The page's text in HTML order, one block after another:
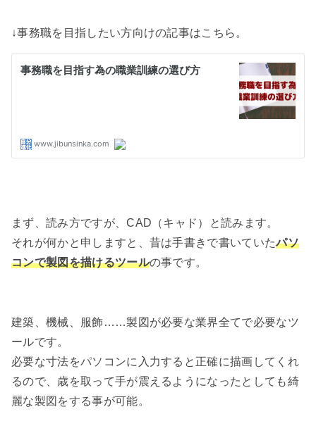
↓事務職を目指したい方向けの記事はこちら。
まず、読み方ですが、CAD（キャド）と読みます。
それが何かと申しますと、昔は手書きで書いていたパソ
コンで製図を描けるツールの事です。
建築、機械、服飾……製図が必要な業界全てで必要なツ
ールです。
必要な寸法をパソコンに入力すると正確に描画してくれ
るので、歳を取って手が震えるようになったとしても綺
麗な製図をする事が可能。